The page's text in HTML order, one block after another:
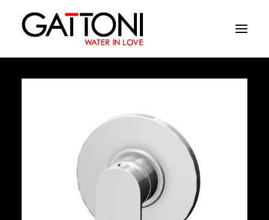
Oружающая среда